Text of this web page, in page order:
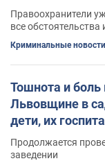
Правоохранители
все обстоятельства
Криминальные новости
Тошнота и боль
Львовщине в
дети, их
Продолжается
заведении